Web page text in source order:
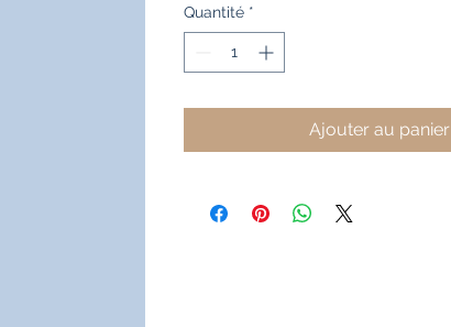
Quantité *
Ajouter au panier